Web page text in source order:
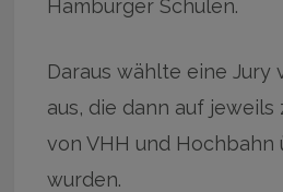
Hamburger Schulen.
Daraus wählte eine Jury
aus, die dann auf jeweils
von VHH und Hochbahn
wurden.